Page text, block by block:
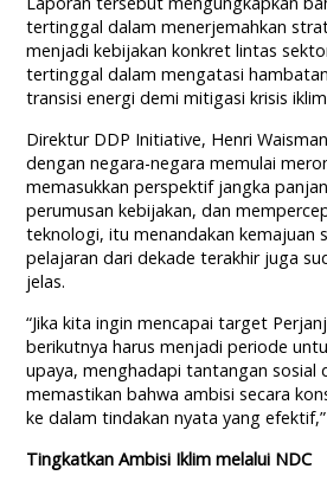
tertinggal dalam menerjemahkan
menjadi kebijakan konkret lintas
tertinggal dalam mengatasi
transisi energi demi mitigasi krisis
Direktur DDP Initiative, Henri
dengan negara-negara memulai
memasukkan perspektif jangka
perumusan kebijakan, dan
teknologi, itu menandakan kemajuan
pelajaran dari dekade terakhir juga
jelas.
“Jika kita ingin mencapai target
berikutnya harus menjadi periode
upaya, menghadapi tantangan sosial
memastikan bahwa ambisi secara
ke dalam tindakan nyata yang
Tingkatkan Ambisi Iklim melalui NDC